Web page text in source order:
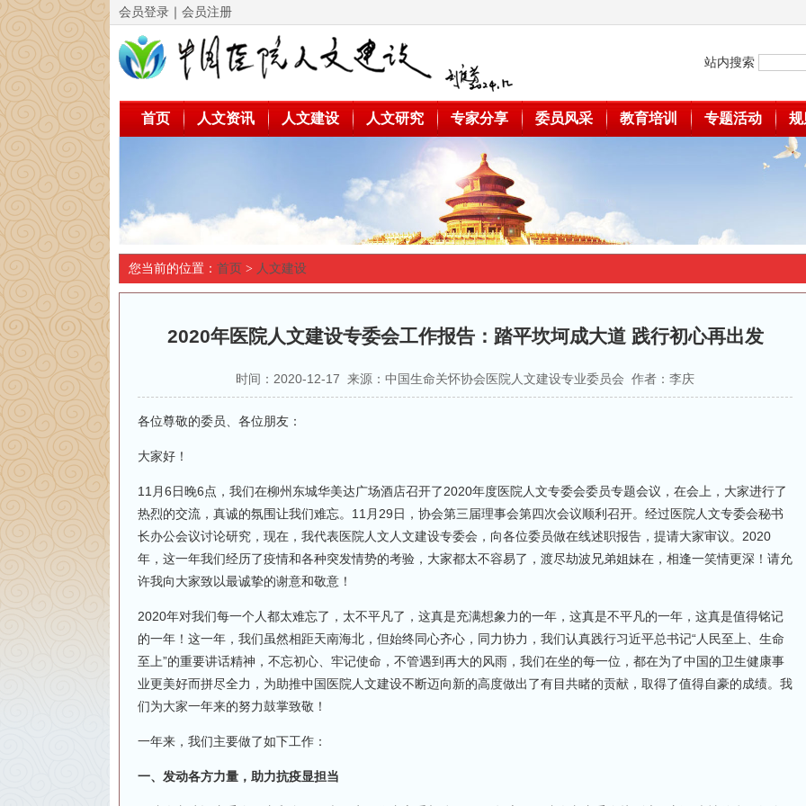
会员登录 ｜ 会员注册
站内搜索
首页 人文资讯 人文建设 人文研究 专家分享 委员风采 教育培训 专题活动 规
您当前的位置： 首页 > 人文建设
2020年医院人文建设专委会工作报告：踏平坎坷成大道 践行初心再出发
时间：2020-12-17 来源：中国生命关怀协会医院人文建设专业委员会 作者：李庆
各位尊敬的委员、各位朋友：
大家好！
11月6日晚6点，我们在柳州东城华美达广场酒店召开了2020年度医院人文专委会委员专题会议，在会上，大家进行了
热烈的交流，真诚的氛围让我们难忘。11月29日，协会第三届理事会第四次会议顺利召开。经过医院人文专委会秘书
长办公会议讨论研究，现在，我代表医院人文人文建设专委会，向各位委员做在线述职报告，提请大家审议。2020
年，这一年我们经历了疫情和各种突发情势的考验，大家都太不容易了，渡尽劫波兄弟姐妹在，相逢一笑情更深！请允
许我向大家致以最诚挚的谢意和敬意！
2020年对我们每一个人都太难忘了，太不平凡了，这真是充满想象力的一年，这真是不平凡的一年，这真是值得铭记
的一年！这一年，我们虽然相距天南海北，但始终同心齐心，同力协力，我们认真践行习近平总书记“人民至上、生命
至上”的重要讲话精神，不忘初心、牢记使命，不管遇到再大的风雨，我们在坐的每一位，都在为了中国的卫生健康事
业更美好而拼尽全力，为助推中国医院人文建设不断迈向新的高度做出了有目共睹的贡献，取得了值得自豪的成绩。我
们为大家一年来的努力鼓掌致敬！
一年来，我们主要做了如下工作：
一、发动各方力量，助力抗疫显担当